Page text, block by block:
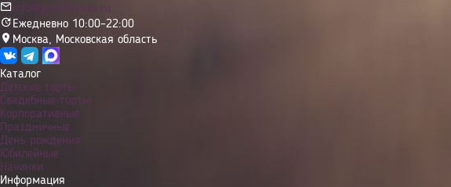
info@grandcakes.ru
Ежедневно 10:00–22:00
Москва, Московская область
Каталог
Детские торты
Свадебные торты
Корпоративные
Праздничные
День рождения
Юбилейные
Начинки
Информация